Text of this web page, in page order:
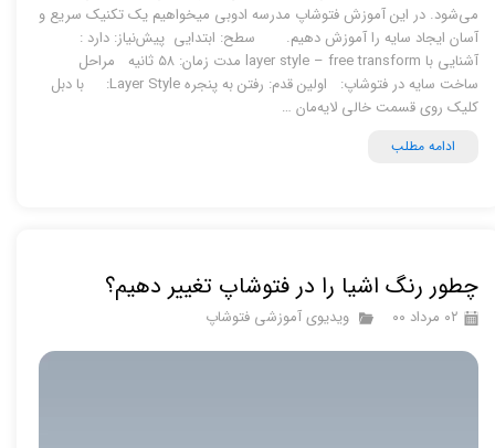
می‌شود. در این آموزش فتوشاپ مدرسه ادوبی میخواهیم یک تکنیک سریع و
آسان ایجاد سایه را آموزش دهیم. سطح: ابتدایی پیش‌نیاز: دارد :
آشنایی با layer style – free transform مدت زمان: ۵۸ ثانیه مراحل
ساخت سایه در فتوشاپ: اولین قدم: رفتن به پنجره Layer Style: با دبل
کلیک روی قسمت خالی لایه‌مان …
ادامه مطلب
چطور رنگ اشیا را در فتوشاپ تغییر دهیم؟
۰۲ مرداد ۰۰ ویدیوی آموزشی فتوشاپ